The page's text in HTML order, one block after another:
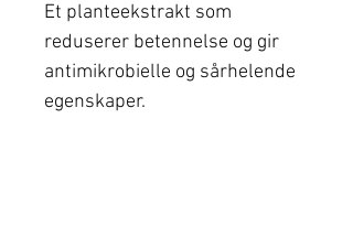
Et planteekstrakt som
reduserer betennelse og gir
antimikrobielle og sårhelende
egenskaper.